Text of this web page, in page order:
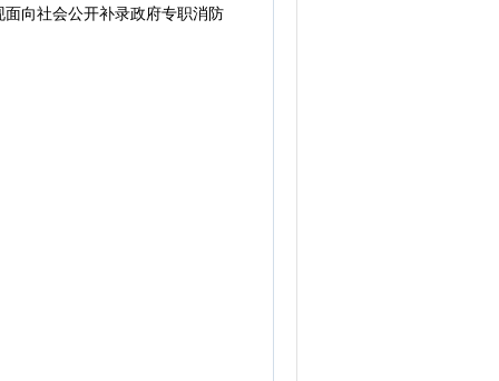
向社会公开补录政府专职消防